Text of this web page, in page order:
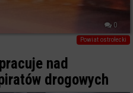
0
Powiat ostrołecki
nad
drogowych